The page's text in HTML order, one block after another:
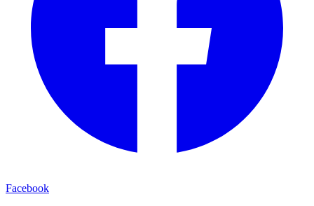
Facebook